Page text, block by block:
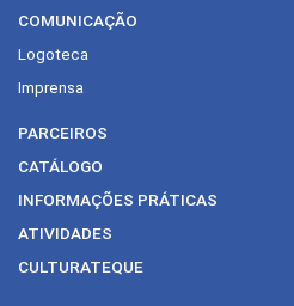
COMUNICAÇÃO
Logoteca
Imprensa
PARCEIROS
CATÁLOGO
INFORMAÇÕES PRÁTICAS
ATIVIDADES
CULTURATEQUE